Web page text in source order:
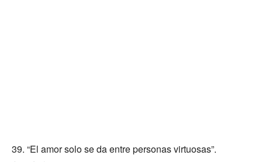
39. “El amor solo se da entre personas virtuosas”.